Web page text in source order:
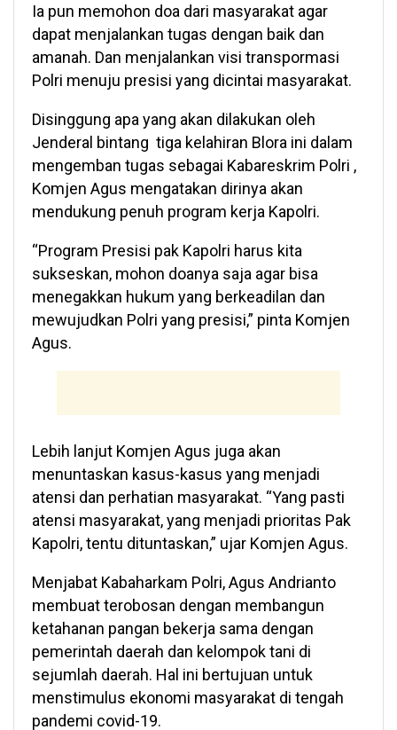
Ia pun memohon doa dari masyarakat agar
dapat menjalankan tugas dengan baik dan
amanah. Dan menjalankan visi transpormasi
Polri menuju presisi yang dicintai masyarakat.
Disinggung apa yang akan dilakukan oleh
Jenderal bintang tiga kelahiran Blora ini dalam
mengemban tugas sebagai Kabareskrim Polri ,
Komjen Agus mengatakan dirinya akan
mendukung penuh program kerja Kapolri.
“Program Presisi pak Kapolri harus kita
sukseskan, mohon doanya saja agar bisa
menegakkan hukum yang berkeadilan dan
mewujudkan Polri yang presisi,” pinta Komjen
Agus.
Lebih lanjut Komjen Agus juga akan
menuntaskan kasus-kasus yang menjadi
atensi dan perhatian masyarakat. “Yang pasti
atensi masyarakat, yang menjadi prioritas Pak
Kapolri, tentu dituntaskan,” ujar Komjen Agus.
Menjabat Kabaharkam Polri, Agus Andrianto
membuat terobosan dengan membangun
ketahanan pangan bekerja sama dengan
pemerintah daerah dan kelompok tani di
sejumlah daerah. Hal ini bertujuan untuk
menstimulus ekonomi masyarakat di tengah
pandemi covid-19.